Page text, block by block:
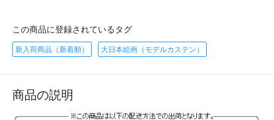
この商品に登録されているタグ
新入荷商品（新着順） 大日本絵画（モデルカステン）
商品の説明